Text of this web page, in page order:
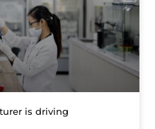
is driving